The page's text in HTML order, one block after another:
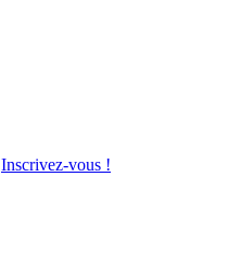
Inscrivez-vous !